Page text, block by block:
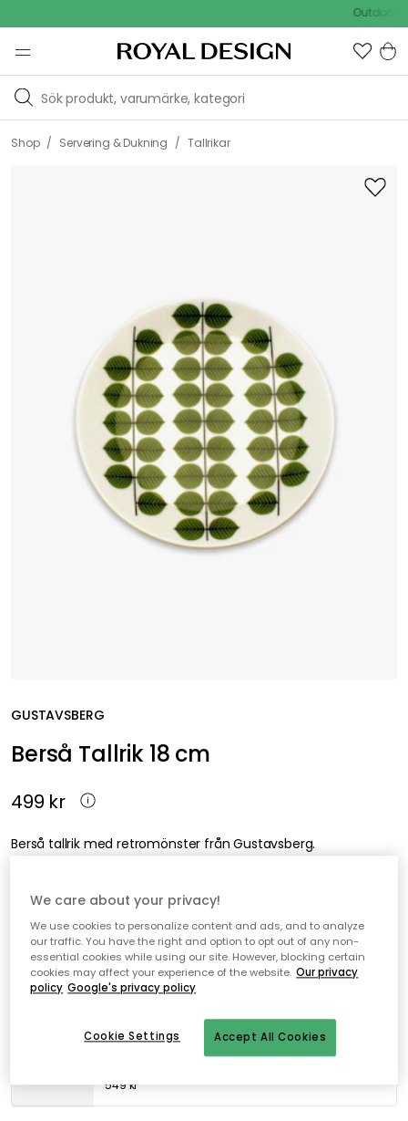
Outdoor
Shop / Servering & Dukning / Tallrikar
GUSTAVSBERG
Berså Tallrik 18 cm
499 kr
Berså tallrik med retromönster från Gustavsberg.
Lägg i varukorgen
I webblager – endast 3 st kvar
GUSTAVSBERG
Berså Tallrik 22 cm
549 kr
We care about your privacy!
We use cookies to personalize content and ads, and to analyze
our traffic. You have the right and option to opt out of any non-
essential cookies while using our site. However, blocking certain
cookies may affect your experience of the website. Our privacy
policy Google's privacy policy
Accept All Cookies
Cookie Settings